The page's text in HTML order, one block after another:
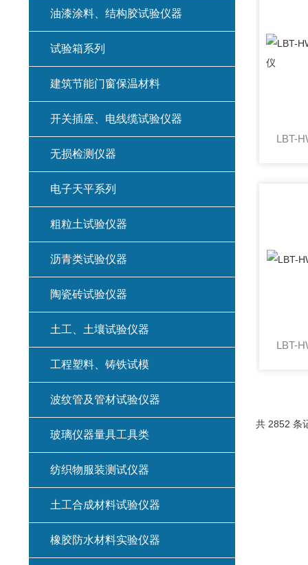
共 2852 条
油漆涂料、结构胶试验仪器
试验箱系列
建筑节能门窗保温材料
开关插座、电线缆试验仪器
无损检测仪器
电子天平系列
粗粒土试验仪器
沥青类试验仪器
陶瓷砖试验仪器
土工、土壤试验仪器
工程塑料、铸铁试模
波纹管及管材试验仪器
玻璃仪器量具工具类
纺织物服装测试仪器
土工合成材料试验仪器
橡胶防水材料实验仪器